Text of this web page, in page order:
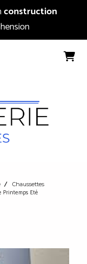
construction
Chaussettes
Printemps Eté